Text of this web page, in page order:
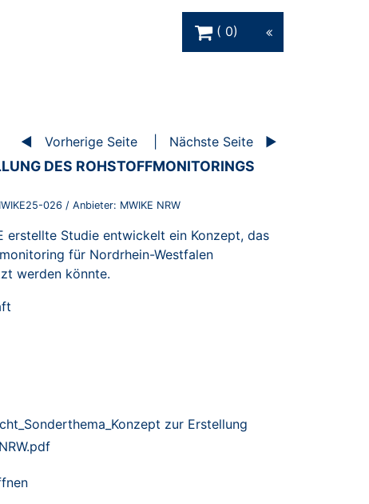
0
Vorherige Seite Nächste Seite
DES ROHSTOFFMONITORINGS
026 / Anbieter: MWIKE NRW
erstellte Studie entwickelt ein Konzept, das
für Nordrhein-Westfalen
werden könnte.
zur Erstellung